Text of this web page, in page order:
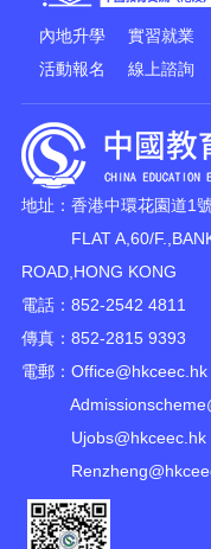
內地升學 實習就業
活動報名
線上諮詢
地址：香港中環花園道1
FLAT A,60/F.,BANK
ROAD,HONG KONG
電話：852-2542 4811
傳真：852-2815 9393
電郵： Office@hkceec.hk
Ujobs@hkceec.hk